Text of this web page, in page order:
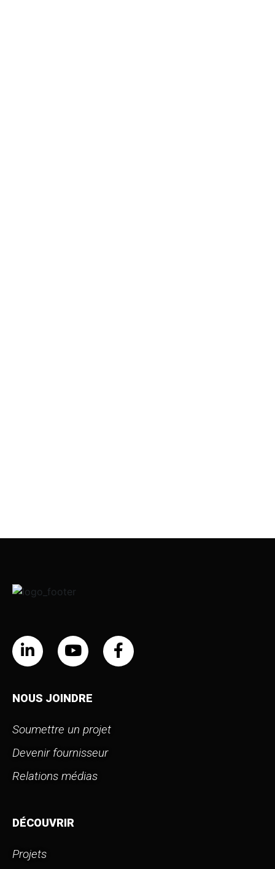
NOUS JOINDRE
Soumettre un projet
Devenir fournisseur
Relations médias
DÉCOUVRIR
Projets